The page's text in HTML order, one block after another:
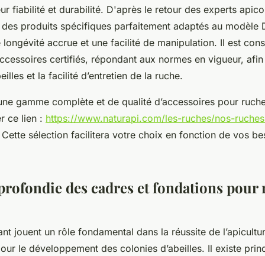
fiabilité et durabilité. D'après le retour des experts
produits spécifiques parfaitement adaptés au modèle
longévité accrue et une facilité de manipulation. Il est
certifiés, répondant aux normes en vigueur, afin
et la facilité d’entretien de la ruche.
gamme complète et de qualité d’accessoires pour
ce lien : https://www.naturapi.com/les-ruches/nos-
sélection facilitera votre choix en fonction de vos
des cadres et fondations pour
jouent un rôle fondamental dans la réussite de
le développement des colonies d’abeilles. Il existe